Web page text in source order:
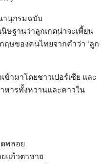
านุกรมฉบับ
ษฐานว่าลูกเกดน่าจะเพี้ยน
ฤษของคนไทยจากคำว่า ‘ลูก
ข้ามาโดยชาวเปอร์เซีย และ
หารทั้งหวานและคาวใน
พลอย
แก้วตาชาย